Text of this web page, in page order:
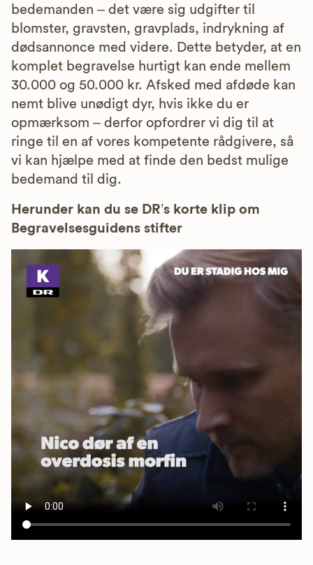
bedemanden – det være sig udgifter til
blomster, gravsten, gravplads, indrykning af
dødsannonce med videre. Dette betyder, at en
komplet begravelse hurtigt kan ende mellem
30.000 og 50.000 kr. Afsked med afdøde kan
nemt blive unødigt dyr, hvis ikke du er
opmærksom – derfor opfordrer vi dig til at
ringe til en af vores kompetente rådgivere, så
vi kan hjælpe med at finde den bedst mulige
bedemand til dig.
Herunder kan du se DR’s korte klip om
Begravelsesguidens stifter